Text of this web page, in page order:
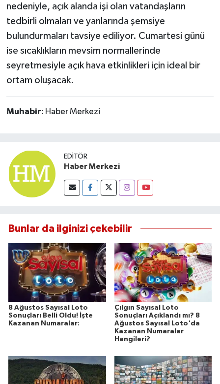
nedeniyle, açık alanda işi olan vatandaşların
tedbirli olmaları ve yanlarında şemsiye
bulundurmaları tavsiye ediliyor. Cumartesi günü
ise sıcaklıkların mevsim normallerinde
seyretmesiyle açık hava etkinlikleri için ideal bir
ortam oluşacak.
Muhabir: Haber Merkezi
EDITÖR
Haber Merkezi
Bunlar da ilginizi çekebilir
8 Ağustos Sayısal Loto
Sonuçları Belli Oldu! İşte
Kazanan Numaralar:
Çılgın Sayısal Loto
Sonuçları Açıklandı mı? 8
Ağustos Sayısal Loto'da
Kazanan Numaralar
Hangileri?